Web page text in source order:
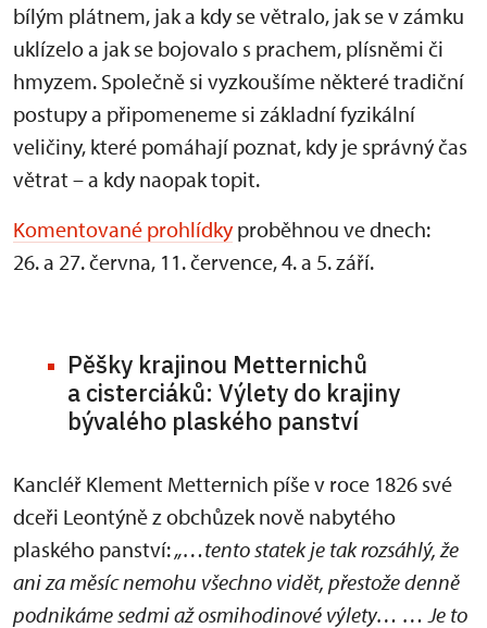
bílým plátnem, jak a kdy se větralo, jak se v zámku
uklízelo a jak se bojovalo s prachem, plísněmi či
hmyzem. Společně si vyzkoušíme některé tradiční
postupy a připomeneme si základní fyzikální
veličiny, které pomáhají poznat, kdy je správný čas
větrat – a kdy naopak topit.
Komentované prohlídkyproběhnou ve dnech:
26. a 27. června, 11. července, 4. a 5. září.
Pěšky krajinou Metternichů
a cisterciáků: Výlety do krajiny
bývalého plaského panství
Kancléř Klement Metternich píše v roce 1826 své
dceři Leontýně z obchůzek nově nabytého
plaského panství:„…tento statek je tak rozsáhlý, že
ani za měsíc nemohu všechno vidět, přestože denně
podnikáme sedmi až osmihodinové výlety… … Je to